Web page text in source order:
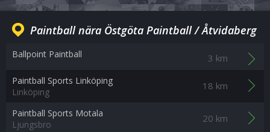
Paintball nära Östgöta Paintball / Åtvidaberg
Ballpoint Paintball 3 km
Paintball Sports Linköping
Linköping
18 km
Paintball Sports Motala
Ljungsbro
20 km